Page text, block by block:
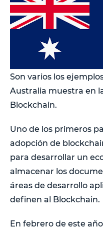
Son varios los
Australia muestra en
Blockchain.
Uno de los primeros
adopción de
para desarrollar un
almacenar los
áreas de desarrollo
definen al Blockchain.
En febrero de este